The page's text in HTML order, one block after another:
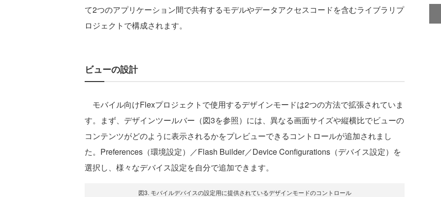
て2つのアプリケーション間で共有するモデルやデータアクセスコードを含むライブラリプ
ロジェクトで構成されます。
ビューの設計
モバイル向けFlexプロジェクトで使用するデザインモードは2つの方法で拡張されていま
す。まず、デザインツールバー（図3を参照）には、異なる画面サイズや縦横比でビューの
コンテンツがどのように表示されるかをプレビューできるコントロールが追加されまし
た。Preferences（環境設定）／Flash Builder／Device Configurations（デバイス設定）を
選択し、様々なデバイス設定を自分で追加できます。
図3. モバイルデバイスの設定用に提供されているデザインモードのコントロール